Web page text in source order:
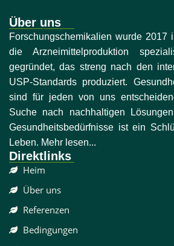
Über uns
Forschungschemikalien wurde 2017
die Arzneimittelproduktion
gegründet, das streng nach den
USP-Standards produziert.
sind für jeden von uns
Suche nach nachhaltigen
Gesundheitsbedürfnisse ist ein
Leben. Mehr lesen...
Direktlinks
Heim
Über uns
Referenzen
Bedingungen